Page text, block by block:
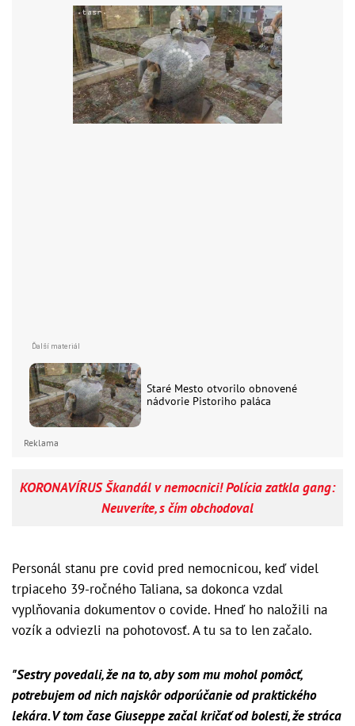
Staré Mesto otvorilo obnovené
nádvorie Pistoriho paláca
Reklama
KORONAVÍRUS Škandál v nemocnici! Polícia zatkla gang:
Neuveríte, s čím obchodoval
Personál stanu pre covid pred nemocnicou, keď videl
trpiaceho 39-ročného Taliana, sa dokonca vzdal
vyplňovania dokumentov o covide. Hneď ho naložili na
vozík a odviezli na pohotovosť. A tu sa to len začalo.
"Sestry povedali, že na to, aby som mu mohol pomôcť,
potrebujem od nich najskôr odporúčanie od praktického
lekára. V tom čase Giuseppe začal kričať od bolesti, že stráca